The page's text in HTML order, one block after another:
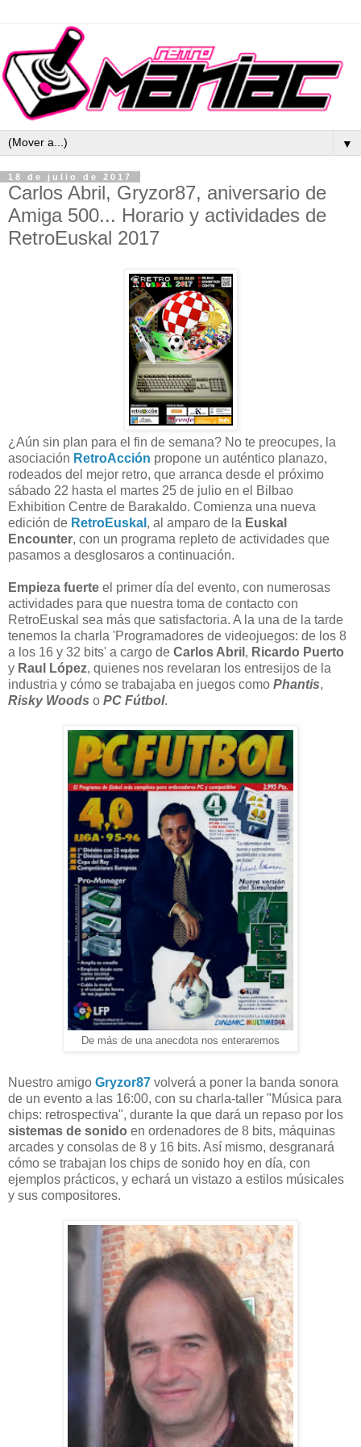
▼
18 de julio de 2017
Carlos Abril, Gryzor87, aniversario de
Amiga 500... Horario y actividades de
RetroEuskal 2017
¿Aún sin plan para el fin de semana? No te preocupes, la
asociación RetroAcción propone un auténtico planazo,
rodeados del mejor retro, que arranca desde el próximo
sábado 22 hasta el martes 25 de julio en el Bilbao
Exhibition Centre de Barakaldo. Comienza una nueva
edición de RetroEuskal , al amparo de la Euskal
Encounter, con un programa repleto de actividades que
pasamos a desglosaros a continuación.
Empieza fuerte el primer día del evento, con numerosas
actividades para que nuestra toma de contacto con
RetroEuskal sea más que satisfactoria. A la una de la tarde
tenemos la charla 'Programadores de videojuegos: de los 8
a los 16 y 32 bits' a cargo de Carlos Abril , Ricardo Puerto
y Raul López, quienes nos revelaran los entresijos de la
industria y cómo se trabajaba en juegos como Phantis,
Risky Woods o PC Fútbol.
De más de una anecdota nos enteraremos
Nuestro amigo Gryzor87 volverá a poner la banda sonora
de un evento a las 16:00, con su charla-taller "Música para
chips: retrospectiva", durante la que dará un repaso por los
sistemas de sonido en ordenadores de 8 bits, máquinas
arcades y consolas de 8 y 16 bits. Así mismo, desgranará
cómo se trabajan los chips de sonido hoy en día, con
ejemplos prácticos, y echará un vistazo a estilos músicales
y sus compositores.